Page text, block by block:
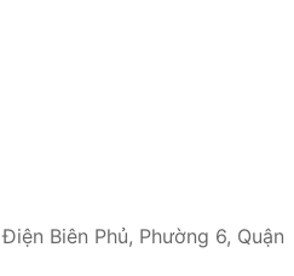
Điện Biên Phủ, Phường 6, Quận